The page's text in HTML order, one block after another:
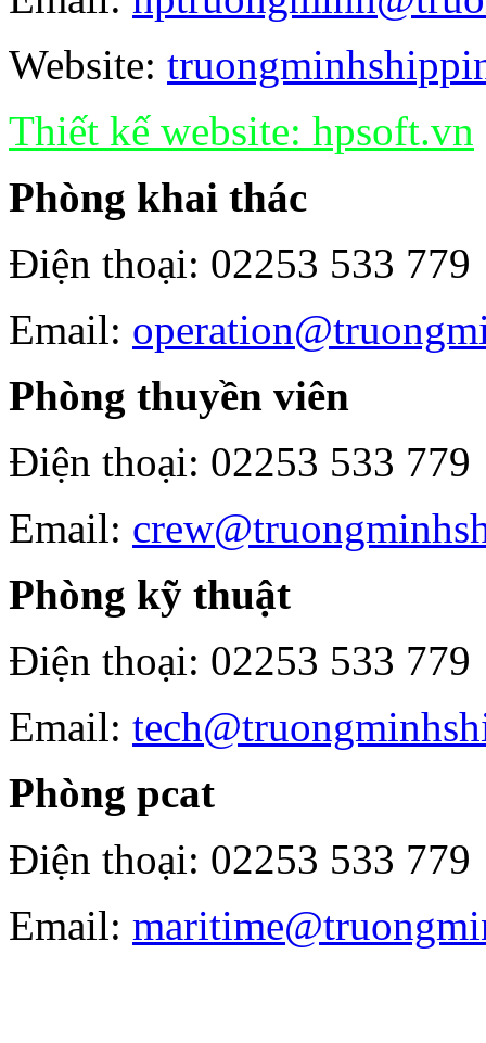
Website:
Thiết kế website: hpsoft.vn
Phòng khai thác
Điện thoại: 02253 533 779
Email:
Phòng thuyền viên
Điện thoại: 02253 533 779
Email:
Phòng kỹ thuật
Điện thoại: 02253 533 779
Email:
Phòng pcat
Điện thoại: 02253 533 779
Email: